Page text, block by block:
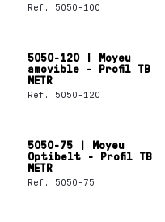
Ref. 5050-100
5050-120 | Moyeu
amovible - Profil TB
METR
Ref. 5050-120
5050-75 | Moyeu
Optibelt - Profil TB
METR
Ref. 5050-75